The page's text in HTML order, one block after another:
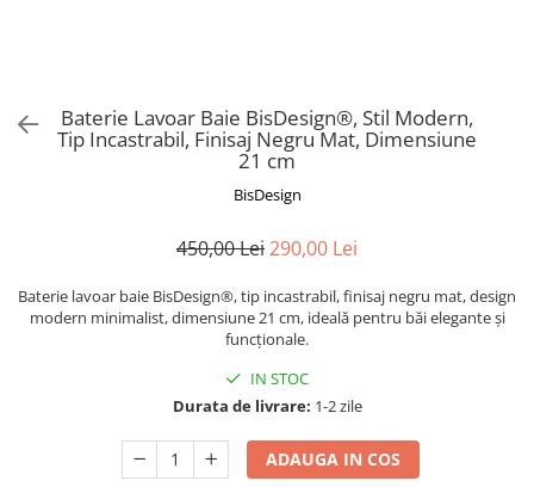
Baterie Lavoar Baie BisDesign®, Stil Modern,
Tip Incastrabil, Finisaj Negru Mat, Dimensiune
21 cm
BisDesign
450,00 Lei290,00 Lei
Baterie lavoar baie BisDesign®, tip incastrabil, finisaj negru mat, design
modern minimalist, dimensiune 21 cm, ideală pentru băi elegante și
funcționale.
IN STOC
Durata de livrare: 1-2 zile
ADAUGA IN COS